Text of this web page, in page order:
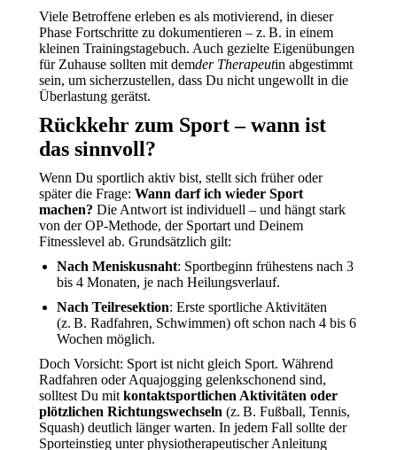
Viele Betroffene erleben es als motivierend, in dieser
Phase Fortschritte zu dokumentieren – z. B. in einem
kleinen Trainingstagebuch. Auch gezielte Eigenübungen
für Zuhause sollten mit demder Therapeutin abgestimmt
sein, um sicherzustellen, dass Du nicht ungewollt in die
Überlastung gerätst.
Rückkehr zum Sport – wann ist
das sinnvoll?
Wenn Du sportlich aktiv bist, stellt sich früher oder
später die Frage: Wann darf ich wieder Sport
machen? Die Antwort ist individuell – und hängt stark
von der OP-Methode, der Sportart und Deinem
Fitnesslevel ab. Grundsätzlich gilt:
Nach Meniskusnaht: Sportbeginn frühestens nach 3
bis 4 Monaten, je nach Heilungsverlauf.
Nach Teilresektion: Erste sportliche Aktivitäten
(z. B. Radfahren, Schwimmen) oft schon nach 4 bis 6
Wochen möglich.
Doch Vorsicht: Sport ist nicht gleich Sport. Während
Radfahren oder Aquajogging gelenkschonend sind,
solltest Du mit kontaktsportlichen Aktivitäten oder
plötzlichen Richtungswechseln (z. B. Fußball, Tennis,
Squash) deutlich länger warten. In jedem Fall sollte der
Sporteinstieg unter physiotherapeutischer Anleitung